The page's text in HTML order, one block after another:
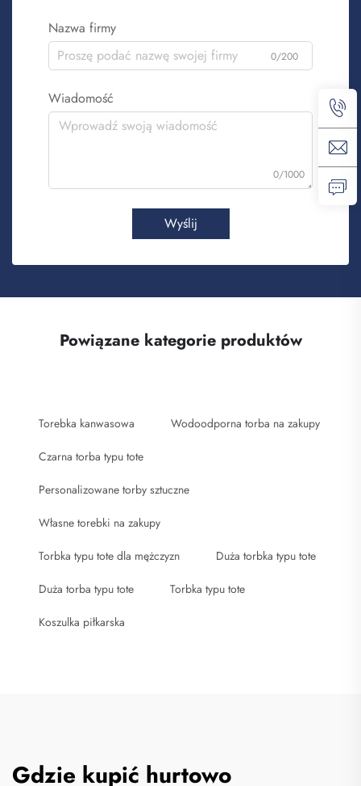
Nazwa firmy
0/200
Wiadomość
0/1000
Wyślij
Powiązane kategorie produktów
Torebka kanwasowa Wodoodporna torba na zakupy
Czarna torba typu tote
Personalizowane torby sztuczne
Własne torebki na zakupy
Torbka typu tote dla mężczyzn Duża torbka typu tote
Duża torba typu tote Torbka typu tote
Koszulka piłkarska
Gdzie kupić hurtowo